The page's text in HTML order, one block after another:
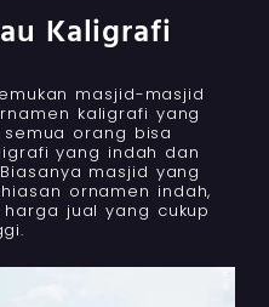
Kaligrafi
masjid-masjid
kaligrafi yang
semua orang bisa
yang indah dan
masjid yang
ornamen indah,
jual yang cukup